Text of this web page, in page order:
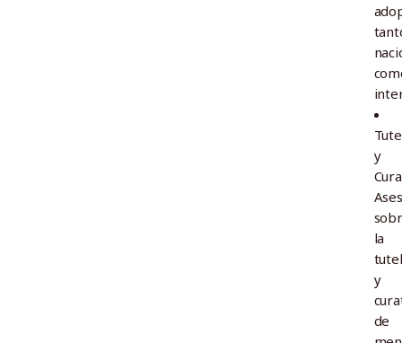
y
la
y
de